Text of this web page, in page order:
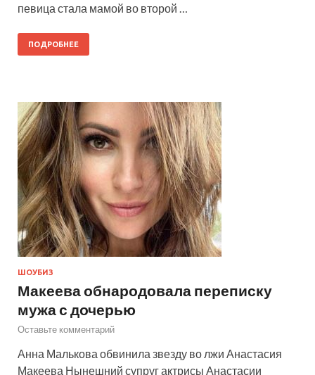
певица стала мамой во второй …
ПОДРОБНЕЕ
ШОУБИЗ
Макеева обнародовала переписку
мужа с дочерью
Оставьте комментарий
Анна Малькова обвинила звезду во лжи Анастасия
Макеева Нынешний супруг актрисы Анастасии